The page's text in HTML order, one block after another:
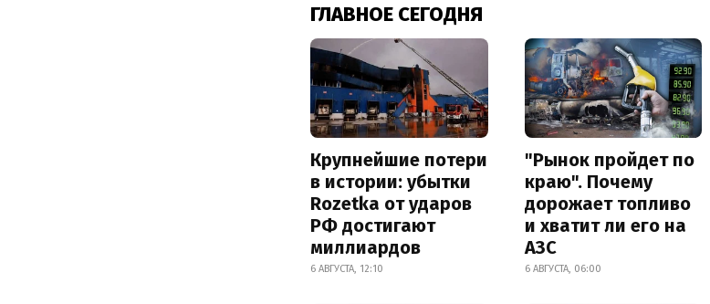
ГЛАВНОЕ СЕГОДНЯ
Крупнейшие потери
в истории: убытки
Rozetka от ударов
РФ достигают
миллиардов
6 АВГУСТА, 12:10
"Рынок пройдет по
краю". Почему
дорожает топливо
и хватит ли его на
АЗС
6 АВГУСТА, 06:00